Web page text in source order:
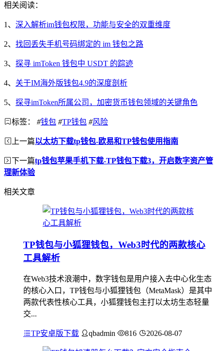
相关阅读：
1、 深入解析im钱包权限，功能与安全的双重维度
2、 找回丢失手机号码绑定的 im 钱包之路
3、 探寻 imToken 钱包中 USDT 的踪迹
4、 关于IM海外版钱包4.9的深度剖析
5、 探寻imToken所属公司，加密货币钱包领域的关键角色
标签： #钱包 #TP钱包 #风险
上一篇以太坊下载tp钱包-欧易和TP钱包使用指南
下一篇tp钱包苹果手机下载-TP钱包下载3，开启数字资产管
理新体验
相关文章
TP钱包与小狐狸钱包，Web3时代的两款核心
工具解析
在Web3技术浪潮中，数字钱包是用户接入去中心化生态
的核心入口，TP钱包与小狐狸钱包（MetaMask）是其中
两款代表性核心工具，小狐狸钱包主打以太坊生态轻量
交...
TP安卓版下载 qbadmin 816 2026-08-07